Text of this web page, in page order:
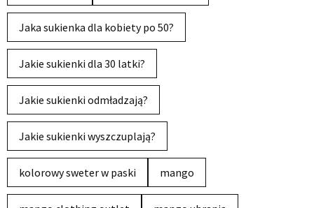
Jaka sukienka dla kobiety po 50?
Jakie sukienki dla 30 latki?
Jakie sukienki odmładzają?
Jakie sukienki wyszczuplają?
kolorowy sweter w paski mango